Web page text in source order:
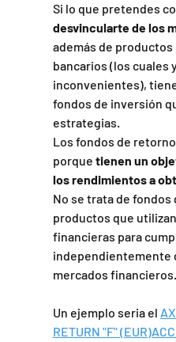
Si lo que pretendes
desvincularte de los
además de
bancarios (los cuales
inconvenientes),
fondos de inversión
estrategias.
Los fondos de
porque tienen un
los rendimientos a
No se trata de fondos
productos que
financieras para
independientemente
mercados financieros.
Un ejemplo seria el
RETURN "F"